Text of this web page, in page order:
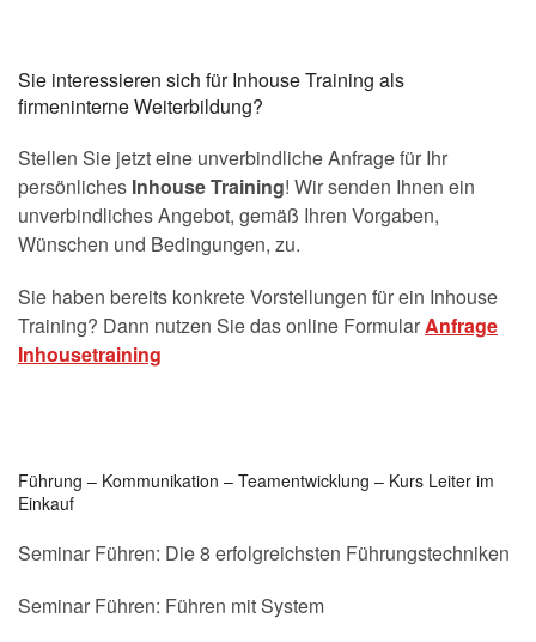
Sie interessieren sich für Inhouse Training als
firmeninterne Weiterbildung?
Stellen Sie jetzt eine unverbindliche Anfrage für Ihr
persönliches Inhouse Training! Wir senden Ihnen ein
unverbindliches Angebot, gemäß Ihren Vorgaben,
Wünschen und Bedingungen, zu.
Sie haben bereits konkrete Vorstellungen für ein Inhouse
Training? Dann nutzen Sie das online FormularAnfrage
Inhousetraining
Führung – Kommunikation – Teamentwicklung – Kurs Leiter im
Einkauf
Seminar Führen: Die 8 erfolgreichsten Führungstechniken
Seminar Führen: Führen mit System